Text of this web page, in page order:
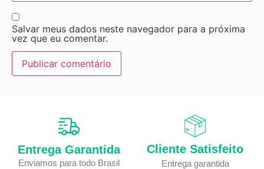
Salvar meus dados neste navegador para a próxima
vez que eu comentar.
Entrega Garantida
Enviamos para todo Brasil
Cliente Satisfeito
Entrega garantida